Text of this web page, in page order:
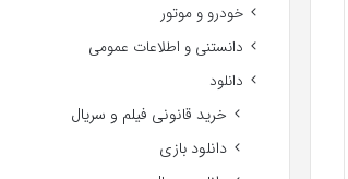
خودرو و موتور
دانستنی و اطلاعات عمومی
دانلود
خرید قانونی فیلم و سریال
دانلود بازی